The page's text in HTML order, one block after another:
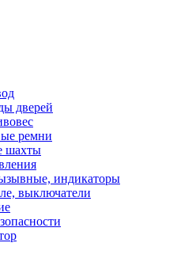
дверей
ремни
шахты
индикаторы
выключатели